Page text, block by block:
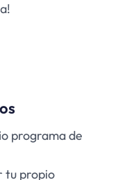
programa de
tu propio